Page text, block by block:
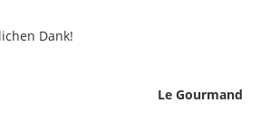
Dank!
Le Gourmand